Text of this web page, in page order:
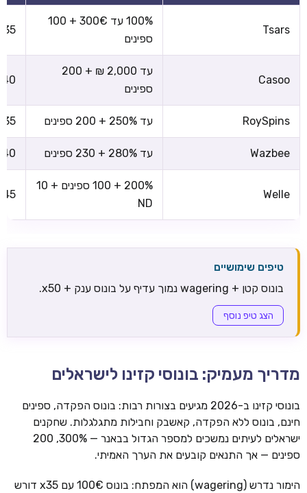
Tsars
100% עד 300€ + 100
ספינים
Casoo
עד 2,000 ₪ + 200
ספינים
RoySpins עד 250% + 200 ספינים
Wazbee עד 280% + 230 ספינים
Welle
200% + 100 ספינים + 10
ND
טיפים שימושיים
בונוס קטן + wagering נמוך עדיף על בונוס ענק + x50.
הצג טיפ נוסף
מדריך מעמיק: בונוסי קזינו לישראלים
בונוסי קזינו ב-2026 מגיעים בצורות רבות: בונוס הפקדה, ספינים
חינם, בונוס ללא הפקדה, קאשבק וחבילות מתגלגלות. שחקנים
ישראלים לעיתים נמשכים למספר הגדול בבאנר — 300%, 200
ספינים — אך התנאים קובעים את הערך האמיתי.
הימור נדרש (wagering) הוא המפתח: בונוס 100€ עם x35 דורש